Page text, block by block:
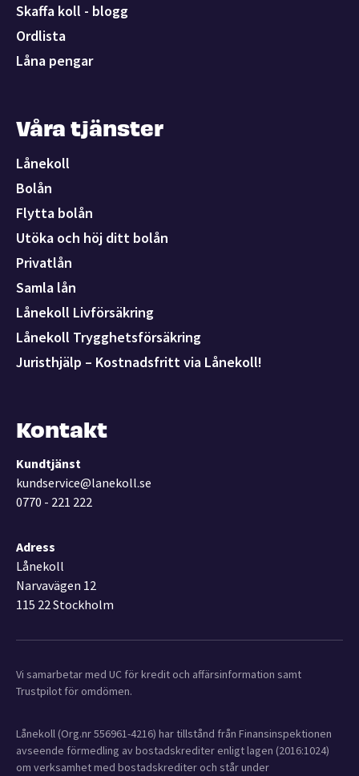
Skaffa koll - blogg
Ordlista
Låna pengar
Våra tjänster
Lånekoll
Bolån
Flytta bolån
Utöka och höj ditt bolån
Privatlån
Samla lån
Lånekoll Livförsäkring
Lånekoll Trygghetsförsäkring
Juristhjälp – Kostnadsfritt via Lånekoll!
Kontakt
Kundtjänst
kundservice@lanekoll.se
0770 - 221 222
Adress
Lånekoll
Narvavägen 12
115 22 Stockholm
Vi samarbetar med UC för kredit och affärsinformation samt
Trustpilot för omdömen.
Lånekoll (Org.nr 556961-4216) har tillstånd från Finansinspektionen
avseende förmedling av bostadskrediter enligt lagen (2016:1024)
om verksamhet med bostadskrediter och står under